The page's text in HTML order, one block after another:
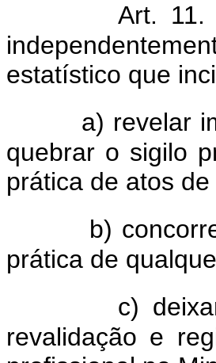
Art. 11.
estatístico que
a) revelar
quebrar o sigilo
prática de atos
b)
prática de
c)
revalidação e